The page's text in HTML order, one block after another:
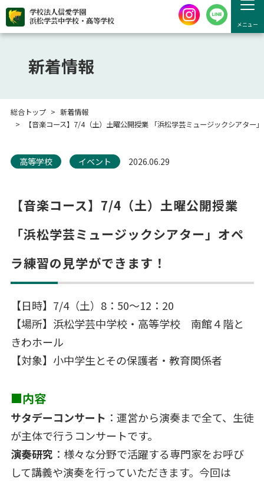
学校法人信愛学園
浜松学芸中学校・高等学校
メニュー
新着情報
総合トップ
新着情報
【音楽コース】7/4（土）土曜公開授業 「浜松学芸ミュージックシアター
高等学校 イベント 2026.06.29
【音楽コース】7/4（土）土曜公開授業
「浜松学芸ミュージックシアター」オペ
ラ練習の見学ができます！
【日時】7/4（土）8：50～12：20
【場所】浜松学芸中学校・高等学校 南館４階と
きわホール
【対象】小中学生とその保護者・教育関係者
■内容
サタデーコンサート ：運営から演奏まで全て、生徒
が主体で行うコンサートです。
演奏研究 ：様々な分野で活躍する専門家をお呼び
して講義や演奏を行っていただきます。今回は